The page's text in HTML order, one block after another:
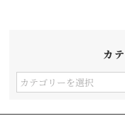
カ
カ